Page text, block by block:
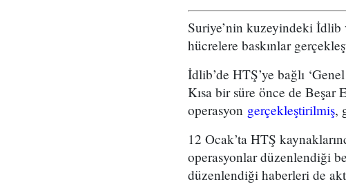
Suriye’nin kuzeyindeki İdlib
hücrelere baskınlar
İdlib’de HTŞ’ye bağlı
Kısa bir süre önce de Beşar
operasyon gerçekleştirilmiş,
12 Ocak’ta HTŞ
operasyonlar düzenlendiği
düzenlendiği haberleri de